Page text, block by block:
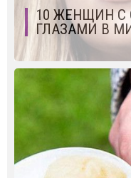
10 ЖЕНЩИН
ГЛАЗАМИ В